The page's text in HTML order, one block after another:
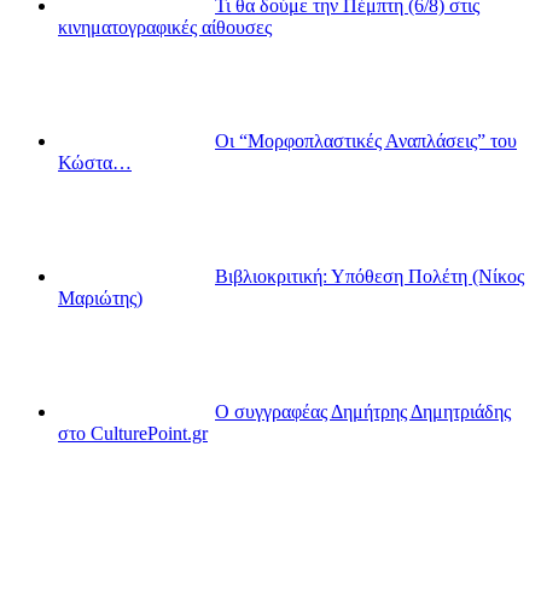
Τι θα δούμε την Πέμπτη (6/8) στις
κινηματογραφικές αίθουσες
Οι “Μορφοπλαστικές Αναπλάσεις” του
Κώστα…
Βιβλιοκριτική: Υπόθεση Πολέτη (Νίκος
Μαριώτης)
Ο συγγραφέας Δημήτρης Δημητριάδης
στο CulturePoint.gr